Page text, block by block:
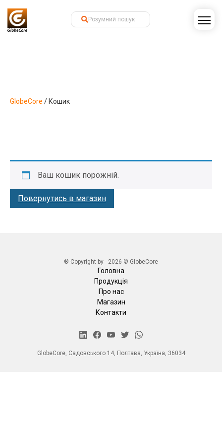
GlobeCore / Кошик
Ваш кошик порожній.
Повернутись в магазин
Головна
Продукція
Про нас
Магазин
Контакти
GlobeCore, Садовського 14, Полтава, Україна, 36034
® Copyright by - 2026 © GlobeCore